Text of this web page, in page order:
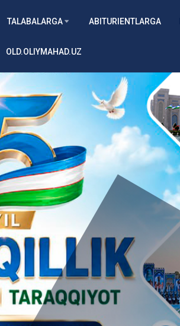
TALABALARGA ABITURIENTLARGA
OLD.OLIYMAHAD.UZ